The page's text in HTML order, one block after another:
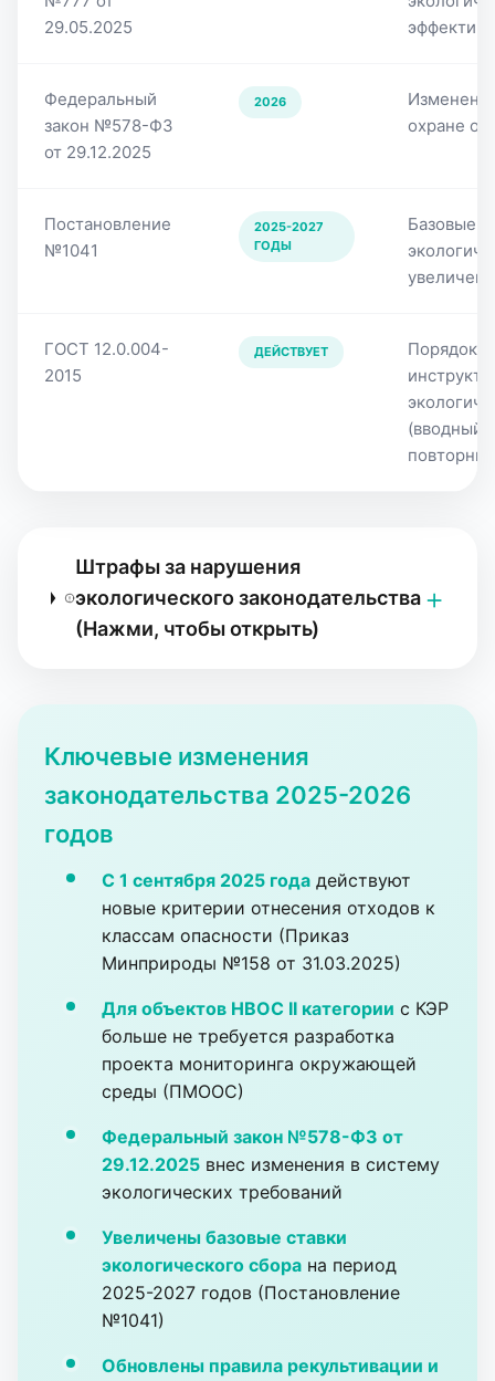
29.05.2025
Федеральный
закон №578-ФЗ
от 29.12.2025
2026
охране
Постановление
№1041
2025-2027
ГОДЫ
Базовые
ГОСТ 12.0.004-
2015
ДЕЙСТВУЕТ
Порядок
(вводный,
Штрафы за нарушения
экологического законодательства
(Нажми, чтобы открыть)
Ключевые изменения
законодательства 2025-2026
годов
С 1 сентября 2025 года действуют
новые критерии отнесения отходов к
классам опасности (Приказ
Минприроды №158 от 31.03.2025)
Для объектов НВОС II категории с КЭР
больше не требуется разработка
проекта мониторинга окружающей
среды (ПМООС)
Федеральный закон №578-ФЗ от
29.12.2025 внес изменения в систему
экологических требований
Увеличены базовые ставки
экологического сбора на период
2025-2027 годов (Постановление
№1041)
Обновлены правила рекультивации и